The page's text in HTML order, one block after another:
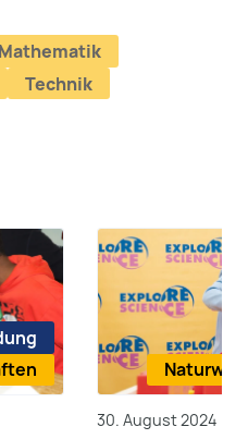
Mathematik
Technik
30. August 2024